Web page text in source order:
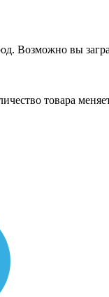
Возможно вы
товара